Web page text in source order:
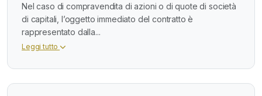
Nel caso di compravendita di azioni o di quote di società
di capitali, l’oggetto immediato del contratto è
rappresentato dalla...
Leggi tutto